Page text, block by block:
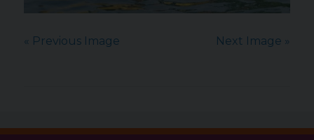
« Previous Image Next Image »